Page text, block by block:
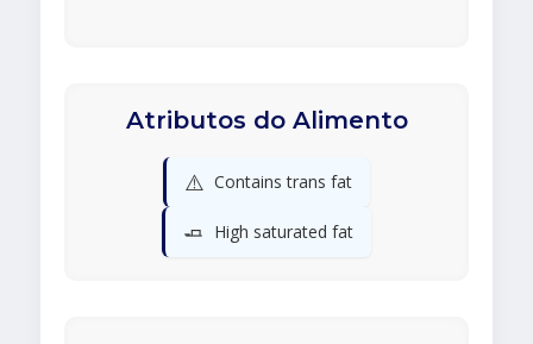
Atributos do Alimento
⚠️ Contains trans fat
🧈 High saturated fat